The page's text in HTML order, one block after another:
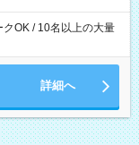
OK / 10名以上の大量
詳細へ